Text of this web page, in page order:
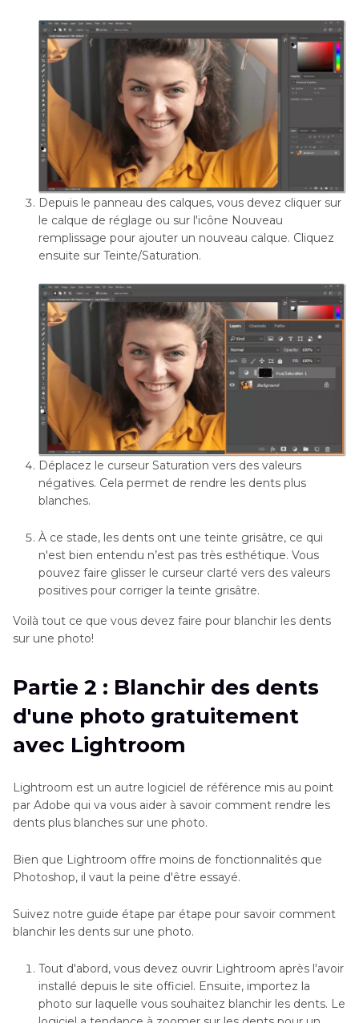
Depuis le panneau des calques, vous devez cliquer sur
le calque de réglage ou sur l'icône Nouveau
remplissage pour ajouter un nouveau calque. Cliquez
ensuite sur Teinte/Saturation.
Déplacez le curseur Saturation vers des valeurs
négatives. Cela permet de rendre les dents plus
blanches.
À ce stade, les dents ont une teinte grisâtre, ce qui
n'est bien entendu n’est pas très esthétique. Vous
pouvez faire glisser le curseur clarté vers des valeurs
positives pour corriger la teinte grisâtre.
Voilà tout ce que vous devez faire pour blanchir les dents
sur une photo!
Partie 2 : Blanchir des dents
d'une photo gratuitement
avec Lightroom
Lightroom est un autre logiciel de référence mis au point
par Adobe qui va vous aider à savoir comment rendre les
dents plus blanches sur une photo.
Bien que Lightroom offre moins de fonctionnalités que
Photoshop, il vaut la peine d'être essayé.
Suivez notre guide étape par étape pour savoir comment
blanchir les dents sur une photo.
Tout d'abord, vous devez ouvrir Lightroom après l'avoir
installé depuis le site officiel. Ensuite, importez la
photo sur laquelle vous souhaitez blanchir les dents. Le